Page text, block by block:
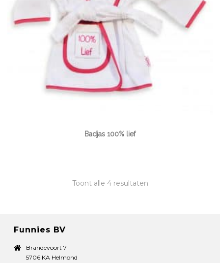
Badjas 100% lief
Toont alle 4 resultaten
Funnies BV
Brandevoort 7
5706 KA Helmond